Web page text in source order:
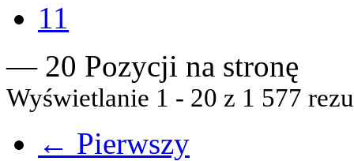
11
— 20 Pozycji na stronę
Wyświetlanie 1 - 20 z 1 577
← Pierwszy